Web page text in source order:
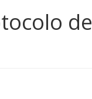
de